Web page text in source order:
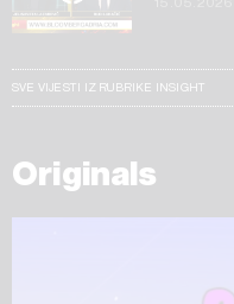
SVE VIJESTI IZ RUBRIKE INSIGHT
Originals